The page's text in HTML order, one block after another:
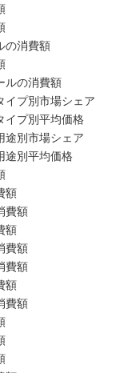
の消費額
ルの消費額
イプ別市場シェア
イプ別平均価格
途別市場シェア
途別平均価格
額
費額
額
費額
費額
額
費額